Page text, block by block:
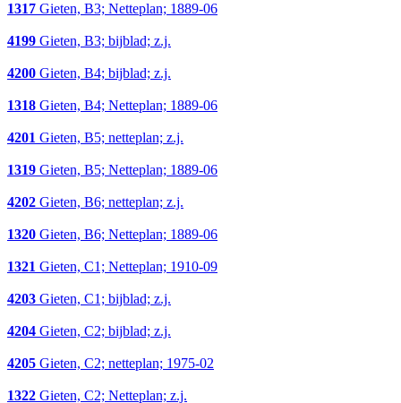
1317 Gieten, B3; Netteplan; 1889-06
4199 Gieten, B3; bijblad; z.j.
4200 Gieten, B4; bijblad; z.j.
1318 Gieten, B4; Netteplan; 1889-06
4201 Gieten, B5; netteplan; z.j.
1319 Gieten, B5; Netteplan; 1889-06
4202 Gieten, B6; netteplan; z.j.
1320 Gieten, B6; Netteplan; 1889-06
1321 Gieten, C1; Netteplan; 1910-09
4203 Gieten, C1; bijblad; z.j.
4204 Gieten, C2; bijblad; z.j.
4205 Gieten, C2; netteplan; 1975-02
1322 Gieten, C2; Netteplan; z.j.